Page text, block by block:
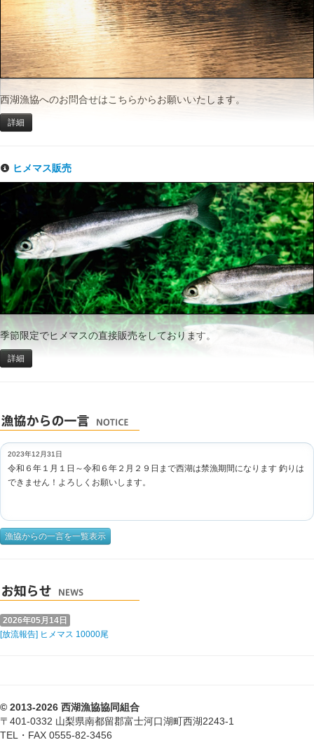
西湖漁協へのお問合せはこちらからお願いいたします。
詳細
ヒメマス販売
季節限定でヒメマスの直接販売をしております。
詳細
2023年12月31日
令和６年１月１日～令和６年２月２９日まで西湖は禁漁期間になります 釣りは
できません！よろしくお願いします。
漁協からの一言を一覧表示
2026年05月14日
[放流報告] ヒメマス 10000尾
© 2013-2026 西湖漁協協同組合
〒401-0332 山梨県南都留郡富士河口湖町西湖2243-1
TEL・FAX 0555-82-3456